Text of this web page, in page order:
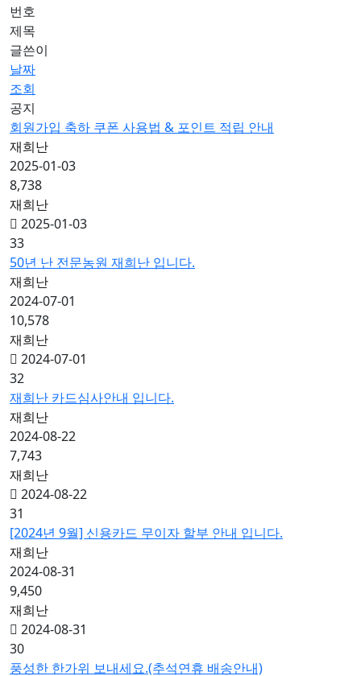
번호
제목
글쓴이
날짜
조회
공지
회원가입 축하 쿠폰 사용법 & 포인트 적립 안내
재희난
2025-01-03
8,738
재희난
2025-01-03
33
50년 난 전문농원 재희난 입니다.
재희난
2024-07-01
10,578
재희난
2024-07-01
32
재희난 카드심사안내 입니다.
재희난
2024-08-22
7,743
재희난
2024-08-22
31
[2024년 9월] 신용카드 무이자 할부 안내 입니다.
재희난
2024-08-31
9,450
재희난
2024-08-31
30
풍성한 한가위 보내세요.(추석연휴 배송안내)